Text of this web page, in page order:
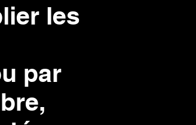
les
par